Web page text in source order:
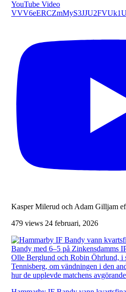
YouTube Video
Kasper Milerud och Adam Gilljam
479 views 24 februari, 2026